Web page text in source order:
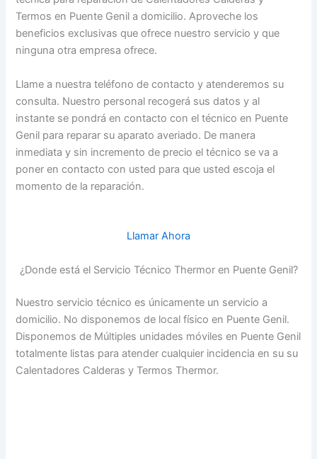
Termos en Puente Genil a domicilio. Aproveche los
beneficios exclusivas que ofrece nuestro servicio y que
ninguna otra empresa ofrece.
Llame a nuestra teléfono de contacto y atenderemos su
consulta. Nuestro personal recogerá sus datos y al
instante se pondrá en contacto con el técnico en Puente
Genil para reparar su aparato averiado. De manera
inmediata y sin incremento de precio el técnico se va a
poner en contacto con usted para que usted escoja el
momento de la reparación.
Llamar Ahora
¿Donde está el Servicio Técnico Thermor en Puente Genil?
Nuestro servicio técnico es únicamente un servicio a
domicilio. No disponemos de local físico en Puente Genil.
Disponemos de Múltiples unidades móviles en Puente Genil
totalmente listas para atender cualquier incidencia en su su
Calentadores Calderas y Termos Thermor.